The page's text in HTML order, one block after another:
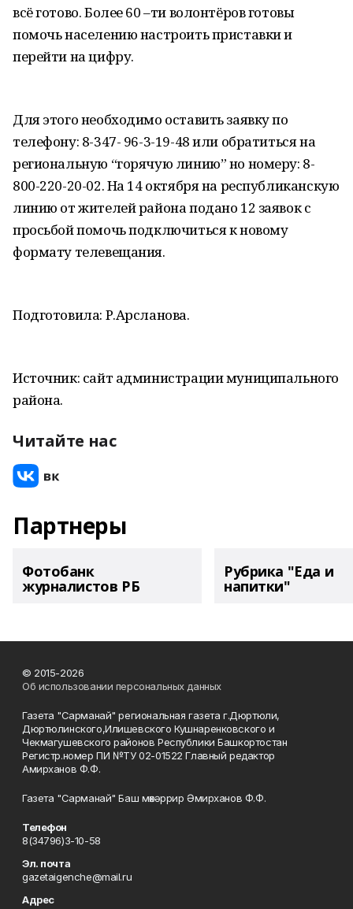
всё готово. Более 60 –ти волонтёров готовы
помочь населению настроить приставки и
перейти на цифру.
Для этого необходимо оставить заявку по
телефону: 8-347- 96-3-19-48 или обратиться на
региональную “горячую линию” но номеру: 8-
800-220-20-02. На 14 октября на республиканскую
линию от жителей района подано 12 заявок с
просьбой помочь подключиться к новому
формату телевещания.
Подготовила: Р.Арсланова.
Источник: сайт администрации муниципального
района.
Читайте нас
Партнеры
Фотобанк
журналистов РБ
Рубрика "Еда и
напитки"
© 2015-2026
Об использовании персональных данных
Газета "Сарманай" региональная газета г.Дюртюли,
Дюртюлинского,Илишевского Кушнаренковского и
Чекмагушевского районов Республики Башкортостан
Регистр.номер ПИ №ТУ 02-01522 Главный редактор
Амирханов Ф.Ф.
Газета "Сарманай" Баш мөхәррир Әмирханов Ф.Ф.
Телефон
8(34796)3-10-58
Эл. почта
gazetaigenche@mail.ru
Адрес